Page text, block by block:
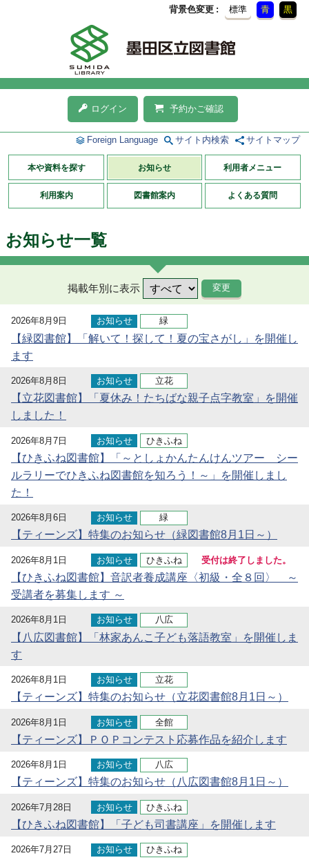
背景色変更 標準 青 黒
ログイン 予約かご確認
Foreign Language サイト内検索 サイトマップ
本や資料を探す お知らせ 利用者メニュー
利用案内 図書館案内 よくある質問
お知らせ一覧
掲載年別に表示
2026年8月9日 お知らせ 緑
【緑図書館】「解いて！探して！夏の宝さがし」を開催し
ます
2026年8月8日 お知らせ 立花
【立花図書館】「夏休み！たちばな親子点字教室」を開催
しました！
2026年8月7日 お知らせ ひきふね
【ひきふね図書館】「～としょかんたんけんツアー シー
ルラリーでひきふね図書館を知ろう！～」を開催しまし
た！
2026年8月6日 お知らせ 緑
【ティーンズ】特集のお知らせ（緑図書館8月1日～）
2026年8月1日 お知らせ ひきふね 受付は終了しました。
【ひきふね図書館】音訳者養成講座〈初級・全８回〉 ～
受講者を募集します ～
2026年8月1日 お知らせ 八広
【八広図書館】「林家あんこ子ども落語教室」を開催しま
す
2026年8月1日 お知らせ 立花
【ティーンズ】特集のお知らせ（立花図書館8月1日～）
2026年8月1日 お知らせ 全館
【ティーンズ】ＰＯＰコンテスト応募作品を紹介します
2026年8月1日 お知らせ 八広
【ティーンズ】特集のお知らせ（八広図書館8月1日～）
2026年7月28日 お知らせ ひきふね
【ひきふね図書館】「子ども司書講座」を開催します
2026年7月27日 お知らせ ひきふね